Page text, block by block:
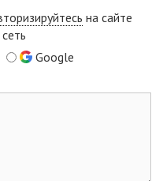
на сайте
Google